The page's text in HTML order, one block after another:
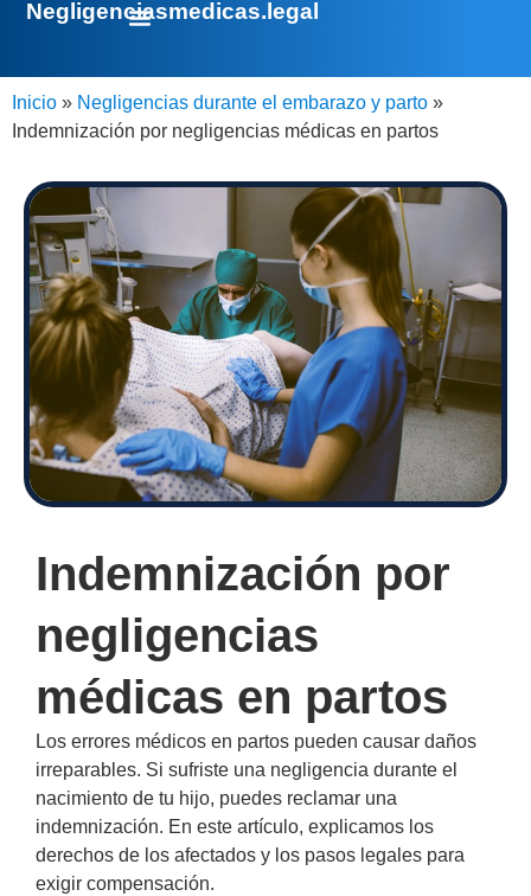
Negligenciasmedicas.legal
Inicio » Negligencias durante el embarazo y parto »
Indemnización por negligencias médicas en partos
Indemnización por
negligencias
médicas en partos
Los errores médicos en partos pueden causar daños
irreparables. Si sufriste una negligencia durante el
nacimiento de tu hijo, puedes reclamar una
indemnización. En este artículo, explicamos los
derechos de los afectados y los pasos legales para
exigir compensación.